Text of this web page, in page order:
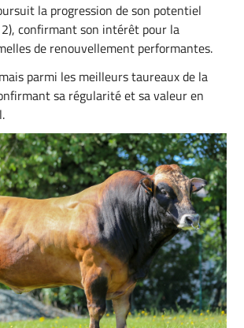
la progression de son potentiel
confirmant son intérêt pour la
de renouvellement performantes.
parmi les meilleurs taureaux de la
sa régularité et sa valeur en